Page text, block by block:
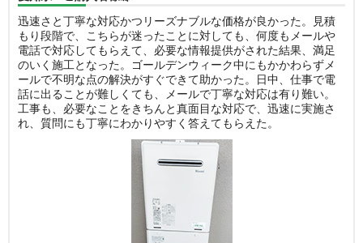
迅速さと丁寧な対応かつリーズナブルな価格が良かった。見積
もり段階で、こちらが迷ったことに対しても、何度もメールや
電話で対応してもらえて、必要な情報提供がされた結果、満足
のいく施工となった。ゴールデンウィーク中にもかかわらずメ
ールで不明な点の解決がすぐできて助かった。日中、仕事で電
話に出ることが難しくても、メールで丁寧な対応は有り難い。
工事も、必要なことをきちんと真面目な対応で、迅速に実施さ
れ、質問にも丁寧にわかりやすく答えてもらえた。